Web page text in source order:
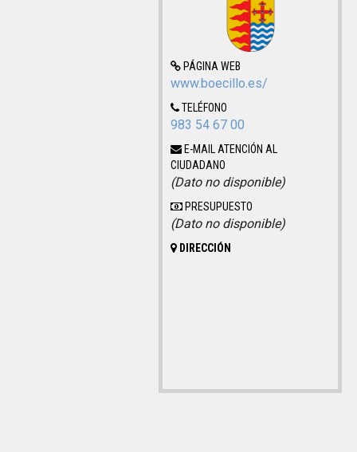
PÁGINA WEB
www.boecillo.es/
TELÉFONO
983 54 67 00
E-MAIL ATENCIÓN AL
CIUDADANO
(Dato no disponible)
PRESUPUESTO
(Dato no disponible)
DIRECCIÓN